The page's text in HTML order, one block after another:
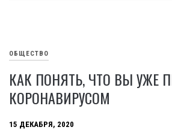
ОБЩЕСТВО
КАК ПОНЯТЬ, ЧТО ВЫ УЖЕ
КОРОНАВИРУСОМ
15 ДЕКАБРЯ, 2020